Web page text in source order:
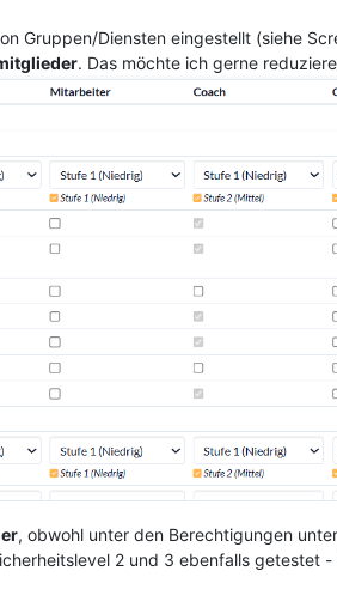
Gruppen/Diensten eingestellt (siehe
. Das möchte ich gerne
, obwohl unter den Berechtigungen
2 und 3 ebenfalls getestet